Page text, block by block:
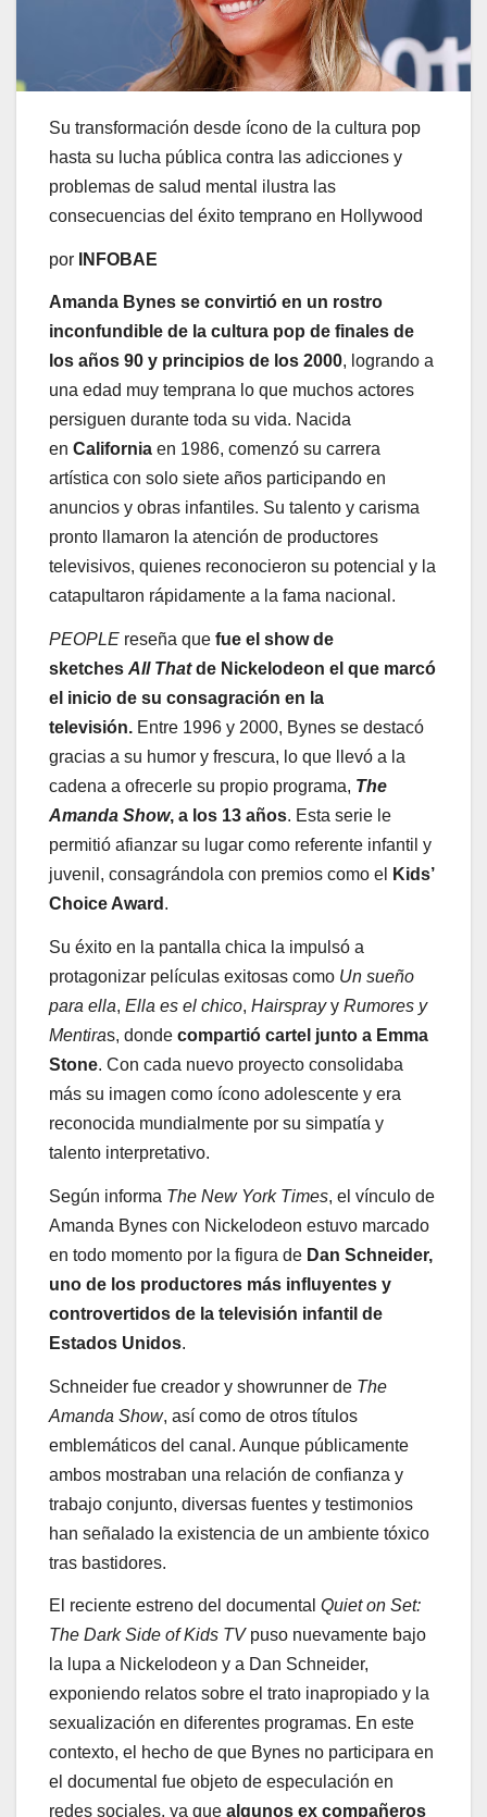
Su transformación desde ícono de la cultura pop
hasta su lucha pública contra las adicciones y
problemas de salud mental ilustra las
consecuencias del éxito temprano en Hollywood
por INFOBAE
Amanda Bynes se convirtió en un rostro
inconfundible de la cultura pop de finales de
los años 90 y principios de los 2000, logrando a
una edad muy temprana lo que muchos actores
persiguen durante toda su vida. Nacida
en California en 1986, comenzó su carrera
artística con solo siete años participando en
anuncios y obras infantiles. Su talento y carisma
pronto llamaron la atención de productores
televisivos, quienes reconocieron su potencial y la
catapultaron rápidamente a la fama nacional.
PEOPLE reseña que fue el show de
sketches All Thatde Nickelodeon el que marcó
el inicio de su consagración en la
televisión. Entre 1996 y 2000, Bynes se destacó
gracias a su humor y frescura, lo que llevó a la
cadena a ofrecerle su propio programa, The
Amanda Show, a los 13 años. Esta serie le
permitió afianzar su lugar como referente infantil y
juvenil, consagrándola con premios como el
Kids’
Choice Award .
Su éxito en la pantalla chica la impulsó a
protagonizar películas exitosas como Un sueño
para ella, Ella es el chico, Hairsprayy Rumores y
Mentiras, donde compartió cartel junto a Emma
Stone. Con cada nuevo proyecto consolidaba
más su imagen como ícono adolescente y era
reconocida mundialmente por su simpatía y
talento interpretativo.
Según informa The New York Times, el vínculo de
Amanda Bynes con Nickelodeon estuvo marcado
en todo momento por la figura de Dan Schneider,
uno de los productores más influyentes y
controvertidos de la televisión infantil de
Estados Unidos.
Schneider fue creador y showrunner de The
Amanda Show, así como de otros títulos
emblemáticos del canal. Aunque públicamente
ambos mostraban una relación de confianza y
trabajo conjunto, diversas fuentes y testimonios
han señalado la existencia de un ambiente tóxico
tras bastidores.
El reciente estreno del documental Quiet on Set:
The Dark Side of Kids TVpuso nuevamente bajo
la lupa a Nickelodeon y a Dan Schneider,
exponiendo relatos sobre el trato inapropiado y la
sexualización en diferentes programas. En este
contexto, el hecho de que Bynes no participara en
el documental fue objeto de especulación en
redes sociales, ya que algunos ex compañeros